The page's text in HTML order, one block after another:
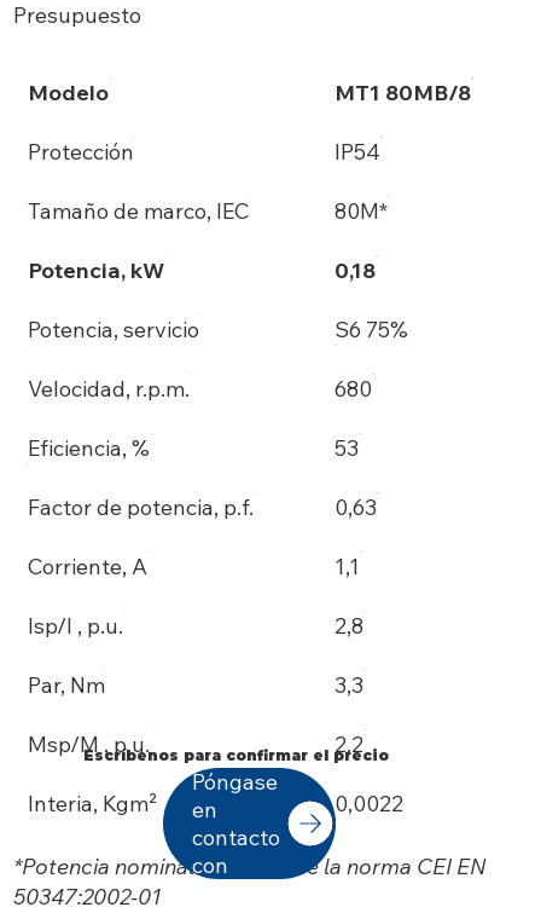
Presupuesto
Modelo MT1 80MB/8
Protección IP54
Tamaño de marco, IEC 80M*
Potencia, kW 0,18
Potencia, servicio S6 75%
Velocidad, r.p.m. 680
Eficiencia, % 53
Factor de potencia, p.f. 0,63
Corriente, A 1,1
Isp/I , p.u. 2,8
Par, Nm 3,3
Msp/M , p.u. 2,2
Interia, Kgm² 0,0022
*Potencia nominal de salida de la norma CEI EN
50347:2002-01
Escríbenos para confirmar el precio
Póngase
en
contacto
con